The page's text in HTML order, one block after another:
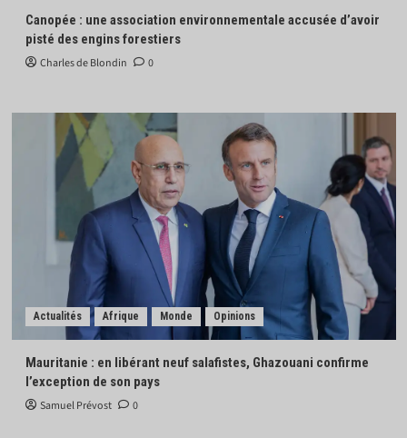
Canopée : une association environnementale accusée d’avoir
pisté des engins forestiers
Charles de Blondin 0
Actualités Afrique Monde Opinions
Mauritanie : en libérant neuf salafistes, Ghazouani confirme
l’exception de son pays
Samuel Prévost 0